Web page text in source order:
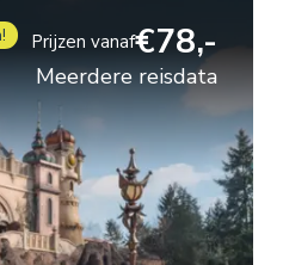
Prijzen vanaf€78,-
Meerdere reisdata